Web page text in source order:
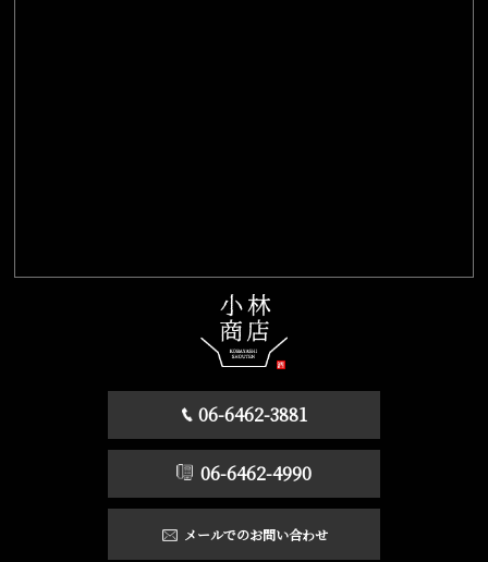
06-6462-3881
06-6462-4990
メールでのお問い合わせ